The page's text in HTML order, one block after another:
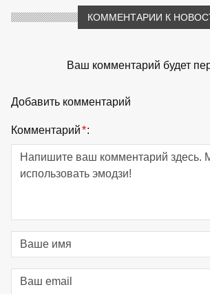
КОММЕНТАРИИ К
Ваш комментарий будет
Добавить комментарий
Комментарий*: